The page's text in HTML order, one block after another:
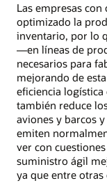
Las empresas
optimizado la
inventario, por lo
—en líneas de
necesarios para
mejorando de
eficiencia
también reduce
aviones y barcos
emiten
ver con
suministro ágil
ya que entre